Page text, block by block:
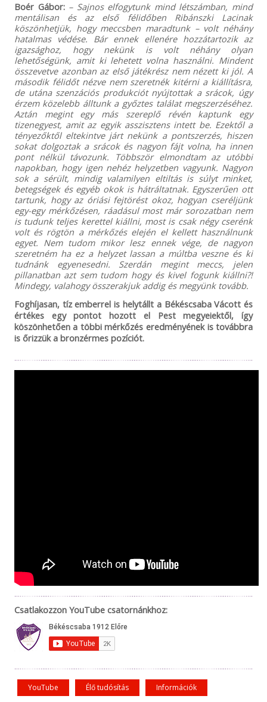
Boér Gábor: – Sajnos elfogytunk mind létszámban, mind
mentálisan és az első félidőben Ribánszki Lacinak
köszönhetjük, hogy meccsben maradtunk – volt néhány
hatalmas védése. Bár ennek ellenére hozzátartozik az
igazsághoz, hogy nekünk is volt néhány olyan
lehetőségünk, amit ki lehetett volna használni. Mindent
összevetve azonban az első játékrész nem nézett ki jól. A
második félidőt nézve nem szeretnék kitérni a kiállításra,
de utána szenzációs produkciót nyújtottak a srácok, úgy
érzem közelebb álltunk a győztes találat megszerzéséhez.
Aztán megint egy más szereplő révén kaptunk egy
tizenegyest, amit az egyik asszisztens intett be. Ezektől a
tényezőktől eltekintve járt nekünk a pontszerzés, hiszen
sokat dolgoztak a srácok és nagyon fájt volna, ha innen
pont nélkül távozunk. Többször elmondtam az utóbbi
napokban, hogy igen nehéz helyzetben vagyunk. Nagyon
sok a sérült, mindig valamilyen eltiltás is súlyt minket,
betegségek és egyéb okok is hátráltatnak. Egyszerűen ott
tartunk, hogy az óriási fejtörést okoz, hogyan cseréljünk
egy-egy mérkőzésen, ráadásul most már sorozatban nem
is tudunk teljes kerettel kiállni, most is csak négy cserénk
volt és rögtön a mérkőzés elején el kellett használnunk
egyet. Nem tudom mikor lesz ennek vége, de nagyon
szeretném ha ez a helyzet lassan a múltba veszne és ki
tudnánk egyenesedni. Szerdán megint meccs, jelen
pillanatban azt sem tudom hogy és kivel fogunk kiállni?!
Mindegy, valahogy összerakjuk addig és megyünk tovább.
Foghíjasan, tíz emberrel is helytállt a Békéscsaba Vácott és
értékes egy pontot hozott el Pest megyeiektől, így
köszönhetően a többi mérkőzés eredményének is továbbra
is őrizzük a bronzérmes pozíciót.
Csatlakozzon YouTube csatornánkhoz:
YouTube Élő tudósítás Információk